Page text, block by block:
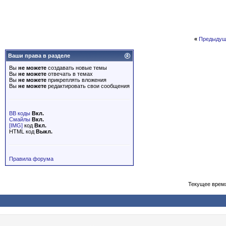
«
Ваши права в разделе
Вы не можете создавать новые темы
Вы не можете отвечать в темах
Вы не можете прикреплять вложения
Вы не можете редактировать свои сообщения
BB коды Вкл.
Смайлы Вкл.
[IMG] код Вкл.
HTML код Выкл.
Правила форума
Текущее